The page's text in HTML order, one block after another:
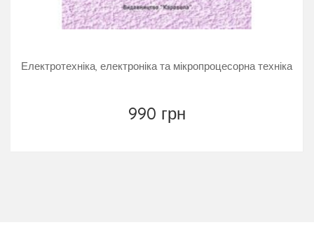
Електротехніка, електроніка та мікропроцесорна техніка
990 грн